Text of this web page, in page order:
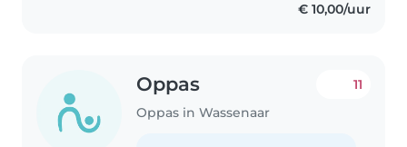
€ 10,00/uur
Oppas
Oppas in Wassenaar
11